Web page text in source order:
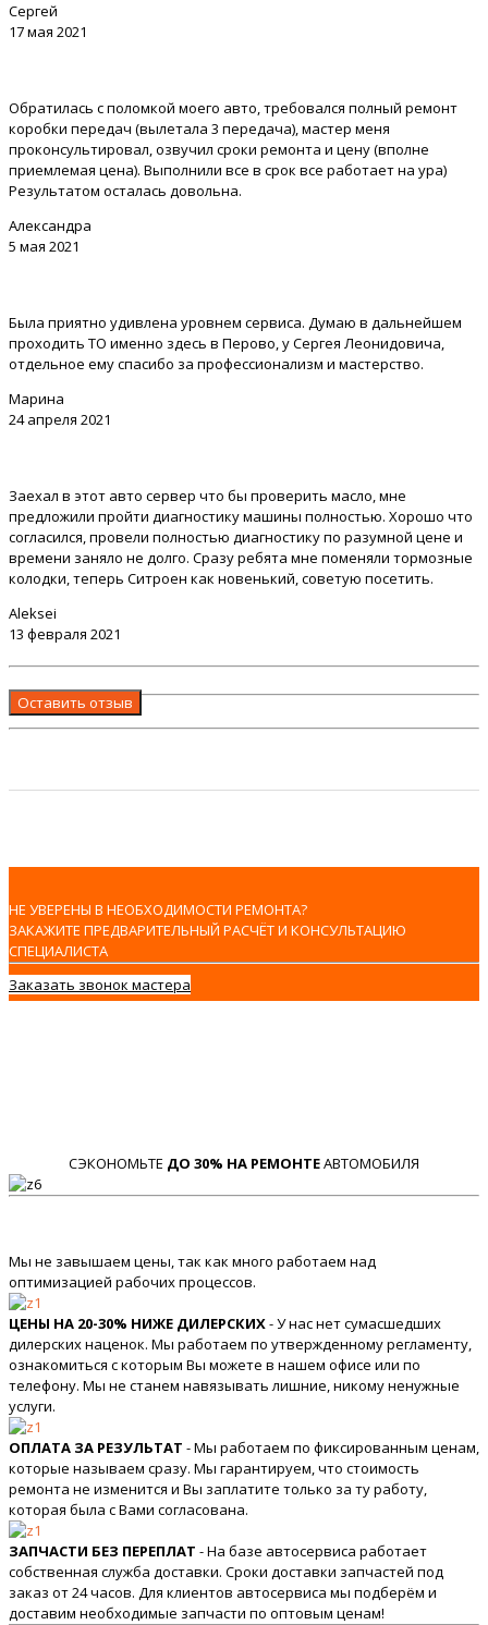
Сергей
17 мая 2021
Обратилась с поломкой моего авто, требовался полный ремонт
коробки передач (вылетала 3 передача), мастер меня
проконсультировал, озвучил сроки ремонта и цену (вполне
приемлемая цена). Выполнили все в срок все работает на ура)
Результатом осталась довольна.
Александра
5 мая 2021
Была приятно удивлена уровнем сервиса. Думаю в дальнейшем
проходить ТО именно здесь в Перово, у Сергея Леонидовича,
отдельное ему спасибо за профессионализм и мастерство.
Марина
24 апреля 2021
Заехал в этот авто сервер что бы проверить масло, мне
предложили пройти диагностику машины полностью. Хорошо что
согласился, провели полностью диагностику по разумной цене и
времени заняло не долго. Сразу ребята мне поменяли тормозные
колодки, теперь Ситроен как новенький, советую посетить.
Aleksei
13 февраля 2021
Оставить отзыв
НЕ УВЕРЕНЫ В НЕОБХОДИМОСТИ РЕМОНТА?
ЗАКАЖИТЕ ПРЕДВАРИТЕЛЬНЫЙ РАСЧЁТ И КОНСУЛЬТАЦИЮ
СПЕЦИАЛИСТА
Заказать звонок мастера
СЭКОНОМЬТЕ ДО 30% НА РЕМОНТЕАВТОМОБИЛЯ
Мы не завышаем цены, так как много работаем над
оптимизацией рабочих процессов.
ЦЕНЫ НА 20-30% НИЖЕ ДИЛЕРСКИХ- У нас нет сумасшедших
дилерских наценок. Мы работаем по утвержденному регламенту,
ознакомиться с которым Вы можете в нашем офисе или по
телефону. Мы не станем навязывать лишние, никому ненужные
услуги.
ОПЛАТА ЗА РЕЗУЛЬТАТ - Мы работаем по фиксированным ценам,
которые называем сразу. Мы гарантируем, что стоимость
ремонта не изменится и Вы заплатите только за ту работу,
которая была с Вами согласована.
ЗАПЧАСТИ БЕЗ ПЕРЕПЛАТ - На базе автосервиса работает
собственная служба доставки. Сроки доставки запчастей под
заказ от 24 часов. Для клиентов автосервиса мы подберём и
доставим необходимые запчасти по оптовым ценам!